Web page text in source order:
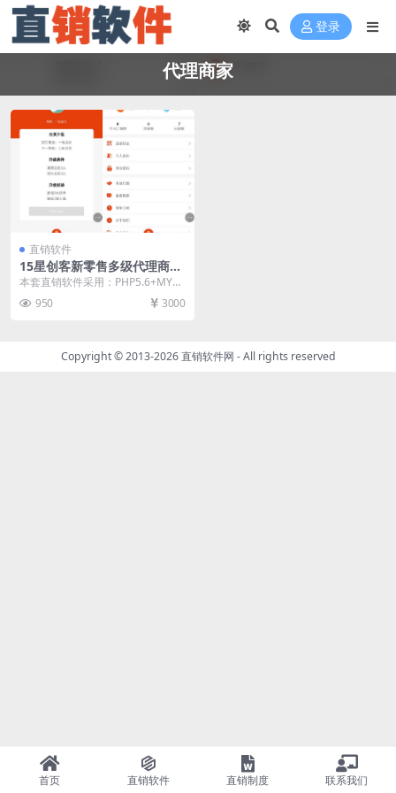
登录
代理商家
直销软件
15星创客新零售多级代理商家
直销软件 直销系统 直销管理
本套直销软件采用：PHP5.6+MYS
QL开发，是一套15星创客新零售多
级代理商...
950 3000
Copyright © 2013-2026直销软件网 - All rights reserved
首页 直销软件 直销制度 联系我们